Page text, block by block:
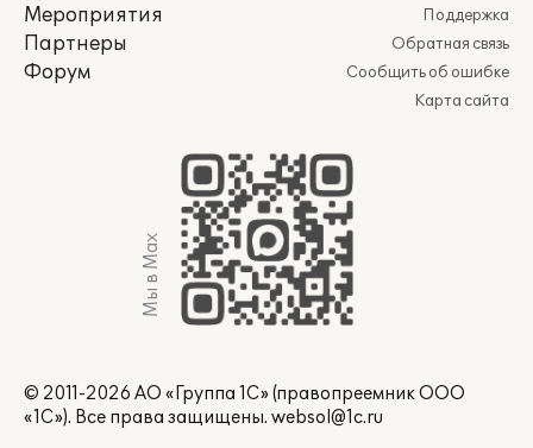
Мероприятия
Партнеры
Форум
Поддержка
Обратная связь
Сообщить об ошибке
Карта сайта
Мы в Max
© 2011-2026 АО «Группа 1С» (правопреемник ООО
«1С»). Все права защищены. websol@1c.ru